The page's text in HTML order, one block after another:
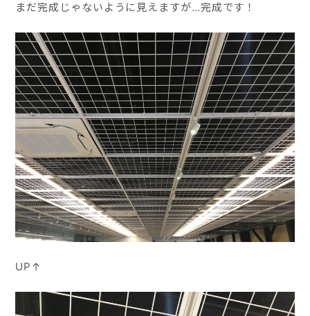
まだ完成じゃないように見えますが…完成です！
UP↑